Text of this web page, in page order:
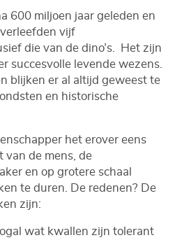
600 miljoen jaar geleden en
vijf
die van de dino’s. Het zijn
succesvolle levende wezens.
blijken er al altijd geweest te
en historische
het erover eens
van de mens, de
en op grotere schaal
te duren. De redenen? De
zijn:
wat kwallen zijn tolerant